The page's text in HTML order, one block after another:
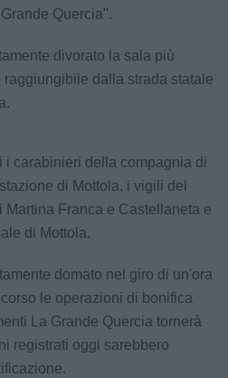
Quercia".
divorato la sala più
dalla strada statale
i carabinieri della compagnia di
di Mottola, i vigili del
Franca e Castellaneta e
di Mottola.
domato nel giro di un'ora
le operazioni di bonifica
La Grande Quercia tornerà
registrati oggi sarebbero